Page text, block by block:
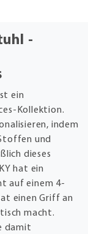
-
ein
Kollektion.
indem
und
dieses
hat ein
auf einem 4-
einen Griff an
macht.
damit